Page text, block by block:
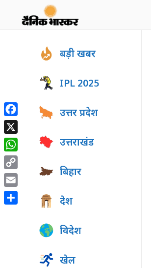
बड़ी खबर
IPL 2025
उत्तर प्रदेश
उत्तराखंड
बिहार
देश
विदेश
खेल
Facebook
X
WhatsApp
Copy
Link
Email